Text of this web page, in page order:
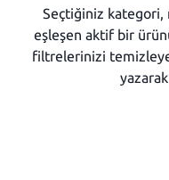
Seçtiğiniz kategori,
eşleşen aktif bir
filtrelerinizi